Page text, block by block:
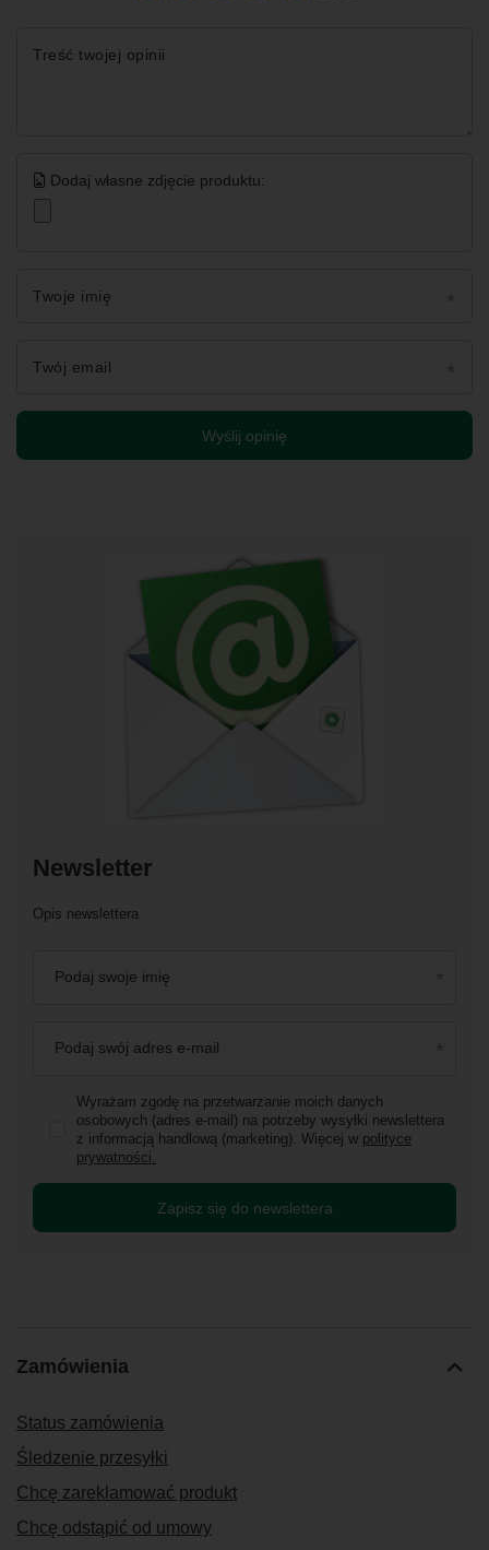
Treść twojej opinii
Dodaj własne zdjęcie produktu:
Twoje imię
Twój email
Wyślij opinię
Newsletter
Opis newslettera
Podaj swoje imię
Podaj swój adres e-mail
Wyrażam zgodę na przetwarzanie moich danych
osobowych (adres e-mail) na potrzeby wysyłki newslettera
z informacją handlową (marketing). Więcej w polityce
prywatności.
Zapisz się do newslettera
Zamówienia
Status zamówienia
Śledzenie przesyłki
Chcę zareklamować produkt
Chcę odstąpić od umowy